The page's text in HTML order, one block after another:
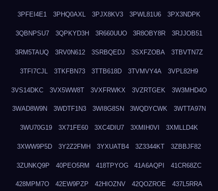
3PFEI4E1 3PHQ0AXL 3PJX8KV3 3PWL81U6 3PX3NDPK
3QBNPSU7 3QPKYD3H 3R660UUO 3R8OBY8R 3RJJOB51
3RM5TAUQ 3RV0N612 3SRBQEDJ 3SXFZOBA 3TBVTN7Z
3TFI7CJL 3TKFBN73 3TTB618D 3TVMVY4A 3VPL82H9
3VS14DKC 3VX5WW8T 3VXFRWKX 3VZRTGEK 3W3MHD4O
3WAD8W9N 3WDTF1N3 3WI8G8SN 3WQDYCWK 3WTTA97N
3WU70G19 3X71FE60 3XC4DIU7 3XMIH0VI 3XMLLD4K
3XWW9P5D 3Y2Z2FMH 3YXUATB4 3Z3344KT 3ZBBJF82
3ZUNKQ9P 40PEO5RM 418TPYOG 41A6AQPI 41CR68ZC
428MPM7O 42EW9PZP 42HIOZNV 42QOZROE 437L5RRA